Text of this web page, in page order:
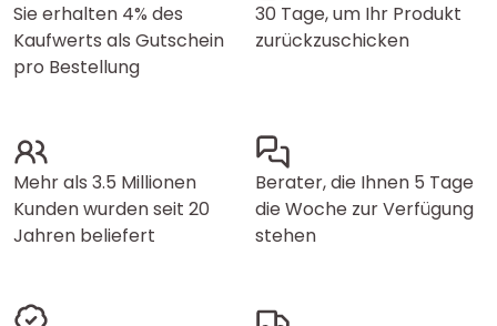
Sie erhalten 4% des
Kaufwerts als Gutschein
pro Bestellung
30 Tage, um Ihr Produkt
zurückzuschicken
Mehr als 3.5 Millionen
Kunden wurden seit 20
Jahren beliefert
Berater, die Ihnen 5 Tage
die Woche zur Verfügung
stehen